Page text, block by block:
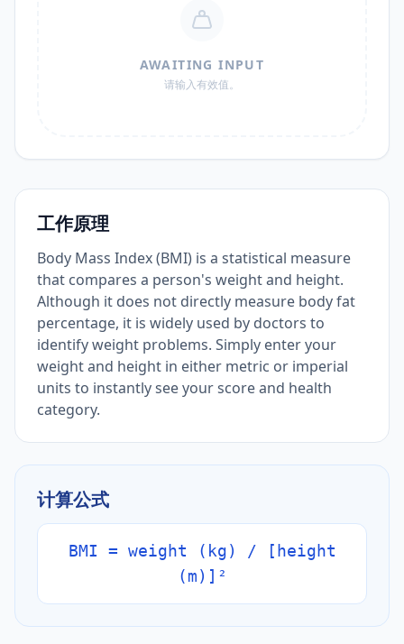
AWAITING INPUT
请输入有效值。
工作原理
Body Mass Index (BMI) is a statistical measure
that compares a person's weight and height.
Although it does not directly measure body fat
percentage, it is widely used by doctors to
identify weight problems. Simply enter your
weight and height in either metric or imperial
units to instantly see your score and health
category.
计算公式
BMI = weight (kg) / [height
(m)]²